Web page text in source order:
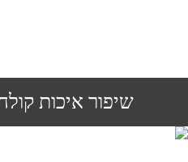
שיפור איכות